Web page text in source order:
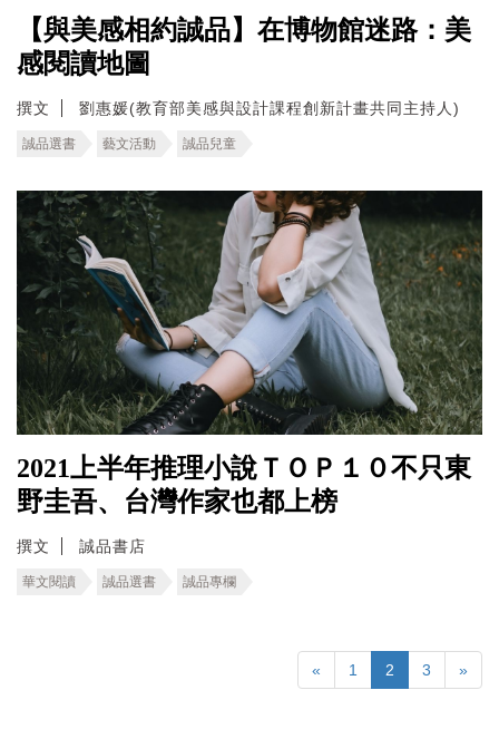
【與美感相約誠品】在博物館迷路：美
感閱讀地圖
撰文 劉惠媛(教育部美感與設計課程創新計畫共同主持人)
誠品選書 藝文活動 誠品兒童
2021上半年推理小說ＴＯＰ１０不只東
野圭吾、台灣作家也都上榜
撰文 誠品書店
華文閱讀 誠品選書 誠品專欄
« 1 2 3 »